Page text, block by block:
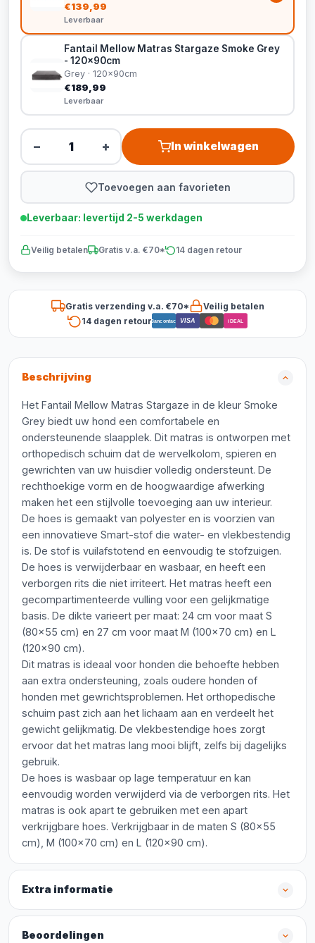
€139,99
Leverbaar
Fantail Mellow Matras Stargaze Smoke Grey
- 120x90cm
Grey · 120x90cm
€189,99
Leverbaar
− + In winkelwagen
Toevoegen aan favorieten
Leverbaar: levertijd 2-5 werkdagen
Veilig betalen Gratis v.a. €70* 14 dagen retour
Gratis verzending v.a. €70*
Veilig betalen
14 dagen retourBancontact VISA iDEAL
Beschrijving
Het Fantail Mellow Matras Stargaze in de kleur Smoke
Grey biedt uw hond een comfortabele en
ondersteunende slaapplek. Dit matras is ontworpen met
orthopedisch schuim dat de wervelkolom, spieren en
gewrichten van uw huisdier volledig ondersteunt. De
rechthoekige vorm en de hoogwaardige afwerking
maken het een stijlvolle toevoeging aan uw interieur.
De hoes is gemaakt van polyester en is voorzien van
een innovatieve Smart-stof die water- en vlekbestendig
is. De stof is vuilafstotend en eenvoudig te stofzuigen.
De hoes is verwijderbaar en wasbaar, en heeft een
verborgen rits die niet irriteert. Het matras heeft een
gecompartimenteerde vulling voor een gelijkmatige
basis. De dikte varieert per maat: 24 cm voor maat S
(80x55 cm) en 27 cm voor maat M (100x70 cm) en L
(120x90 cm).
Dit matras is ideaal voor honden die behoefte hebben
aan extra ondersteuning, zoals oudere honden of
honden met gewrichtsproblemen. Het orthopedische
schuim past zich aan het lichaam aan en verdeelt het
gewicht gelijkmatig. De vlekbestendige hoes zorgt
ervoor dat het matras lang mooi blijft, zelfs bij dagelijks
gebruik.
De hoes is wasbaar op lage temperatuur en kan
eenvoudig worden verwijderd via de verborgen rits. Het
matras is ook apart te gebruiken met een apart
verkrijgbare hoes. Verkrijgbaar in de maten S (80x55
cm), M (100x70 cm) en L (120x90 cm).
Extra informatie
Beoordelingen